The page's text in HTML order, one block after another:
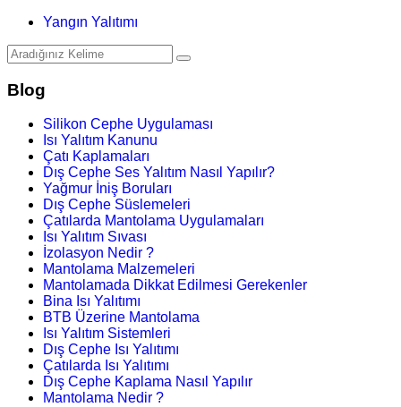
Yangın Yalıtımı
Blog
Silikon Cephe Uygulaması
Isı Yalıtım Kanunu
Çatı Kaplamaları
Dış Cephe Ses Yalıtım Nasıl Yapılır?
Yağmur İniş Boruları
Dış Cephe Süslemeleri
Çatılarda Mantolama Uygulamaları
Isı Yalıtım Sıvası
İzolasyon Nedir ?
Mantolama Malzemeleri
Mantolamada Dikkat Edilmesi Gerekenler
Bina Isı Yalıtımı
BTB Üzerine Mantolama
Isı Yalıtım Sistemleri
Dış Cephe Isı Yalıtımı
Çatılarda Isı Yalıtımı
Dış Cephe Kaplama Nasıl Yapılır
Mantolama Nedir ?